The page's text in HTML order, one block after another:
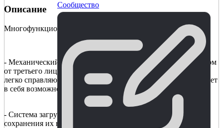
Сообщество
Описание
Многофункциональный шаблон игры про роботов.
- Механический контроллер на базе жесткого корпуса с видом
от третьего лица и из кабины пилота. Плавный, веселый и
легко справляющийся с неровностями и пандусами. Включает
в себя возможность установки реактивного ранца!
- Система загрузки для создания мехов с загрузками,
сохранения их в слотах и появления во время игры.